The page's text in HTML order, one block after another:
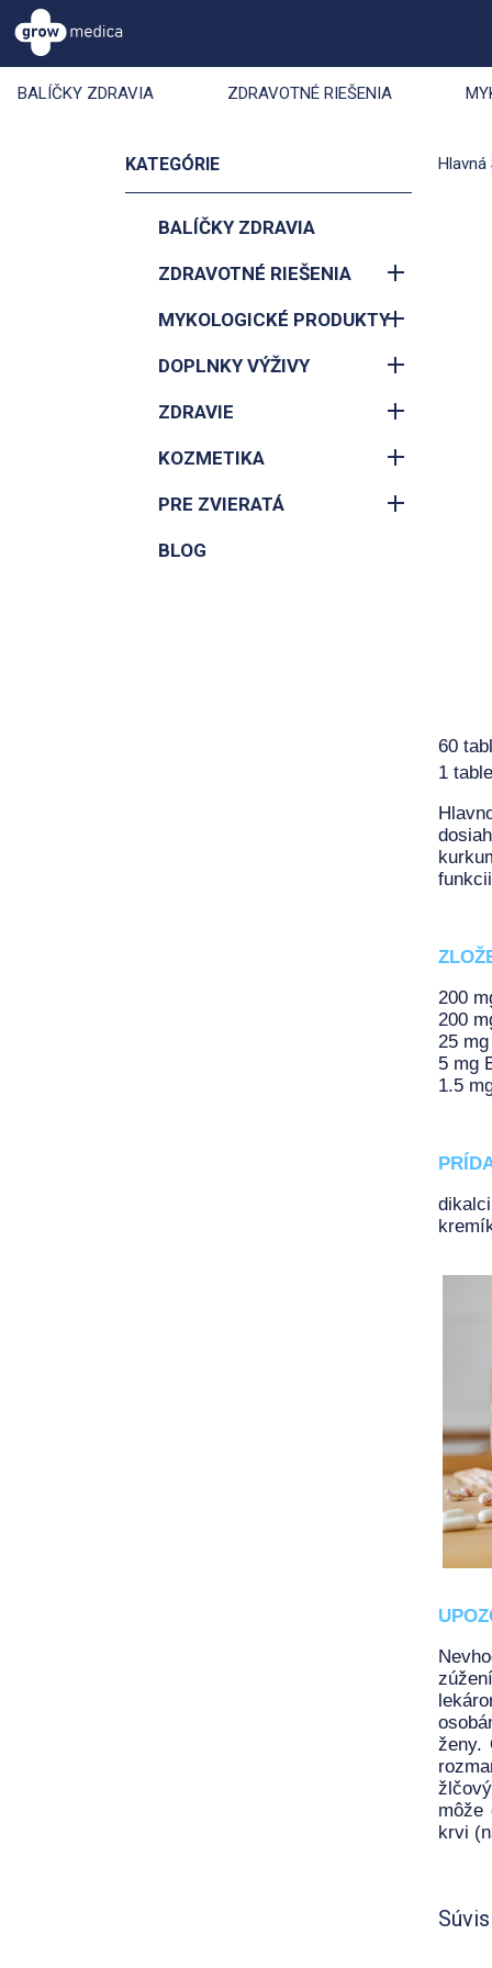
BALÍČKY ZDRAVIA ZDRAVOTNÉ RIEŠENIA
KATEGÓRIE
BALÍČKY ZDRAVIA
ZDRAVOTNÉ RIEŠENIA
MYKOLOGICKÉ PRODUKTY
DOPLNKY VÝŽIVY
ZDRAVIE
KOZMETIKA
PRE ZVIERATÁ
BLOG
Hlavná
60
1
200
200
25
5 mg
1.5
ženy.
môže
krvi